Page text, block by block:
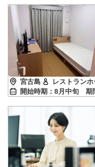
宮古島 レストラン
開始時期：8月中旬 期